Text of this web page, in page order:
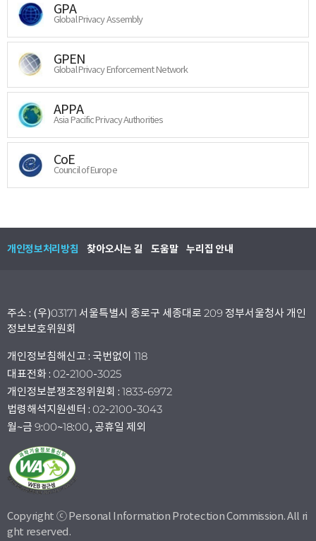
GPA
Global Privacy Assembly
GPEN
Global Privacy Enforcement Network
APPA
Asia Pacific Privacy Authorities
CoE
Council of Europe
개인정보처리방침 찾아오시는 길 도움말 누리집 안내
주소 : (우)03171 서울특별시 종로구 세종대로 209 정부서울청사 개인
정보보호위원회
개인정보침해신고 : 국번없이 118
대표전화 : 02-2100-3025
개인정보분쟁조정위원회 : 1833-6972
법령해석지원센터 : 02-2100-3043
월~금 9:00~18:00, 공휴일 제외
Copyright ⓒ Personal Information Protection Commission. All ri
ght reserved.